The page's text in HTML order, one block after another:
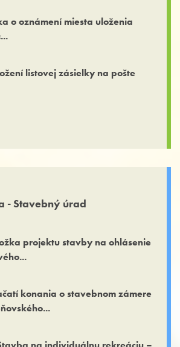
o oznámení miesta uloženia
listovej zásielky na pošte
- Stavebný úrad
projektu stavby na ohlásenie
konania o stavebnom zámere